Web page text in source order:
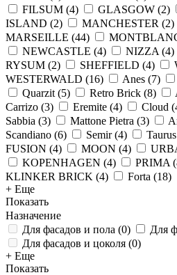
FILSUM (4) GLASGOW (2)
ISLAND (2) MANCHESTER (2)
MARSEILLE (44)
NEWCASTLE (4) NIZZA (4)
RYSUM (2) SHEFFIELD (4)
WESTERWALD (16) Anes (7)
Quarzit (5) Retro Brick (8)
Carrizo (3) Eremite (4) Cloud (
Sabbia (3) Mattone Pietra (3)
Scandiano (6) Semir(4) Taurus
FUSION (4) MOON (4)
KOPENHAGEN (4) PRIMA (
KLINKER BRICK (4) Forta (18)
+ Еще
Показать
Назначение
Для фасадов и пола (0) Для
Для фасадов и цоколя (0)
+ Еще
Показать